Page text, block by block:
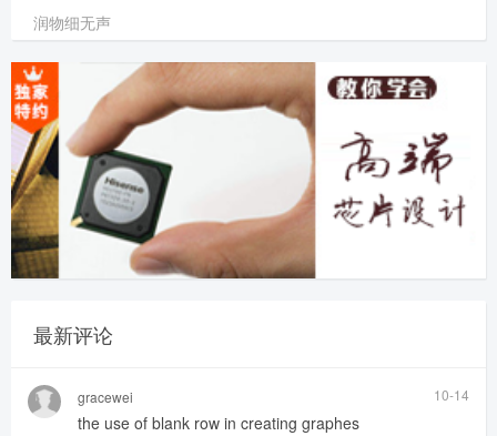
润物细无声
最新评论
gracewei 10-14
the use of blank row in creating graphes